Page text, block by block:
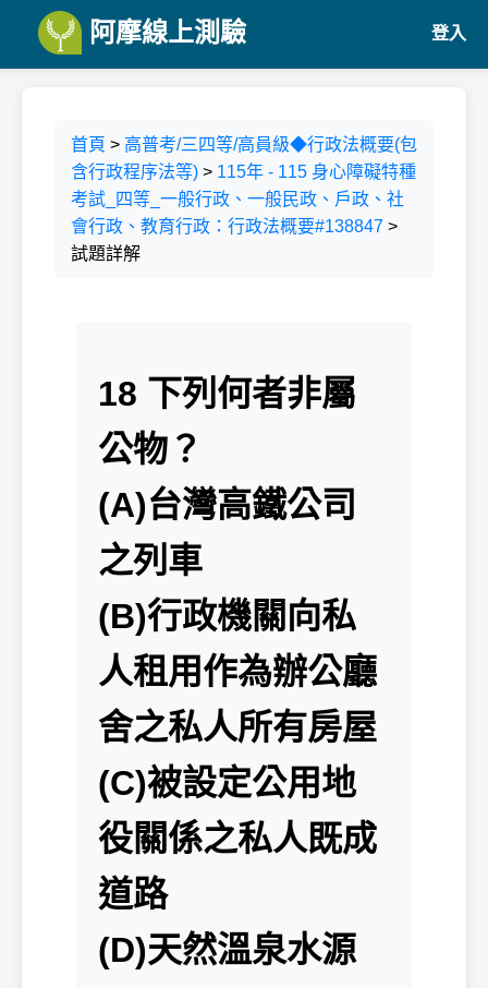
阿摩線上測驗 登入
首頁 > 高普考/三四等/高員級◆行政法概要(包
含行政程序法等) > 115年 - 115 身心障礙特種
考試_四等_一般行政、一般民政、戶政、社
會行政、教育行政：行政法概要#138847 >
試題詳解
18 下列何者非屬
公物？
(A)台灣高鐵公司
之列車
(B)行政機關向私
人租用作為辦公廳
舍之私人所有房屋
(C)被設定公用地
役關係之私人既成
道路
(D)天然溫泉水源